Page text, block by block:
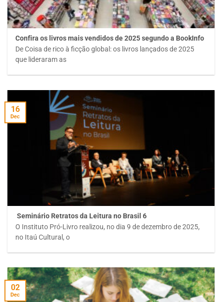
Confira os livros mais vendidos de 2025 segundo a BookInfo
De Coisa de rico à ficção global: os livros lançados de 2025
que lideraram as
Seminário Retratos da Leitura no Brasil 6
O Instituto Pró-Livro realizou, no dia 9 de dezembro de 2025,
no Itaú Cultural, o
16
Dec
02
Dec